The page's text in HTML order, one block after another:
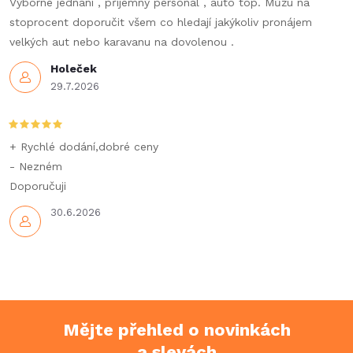
k
y
v
ý
p
i
s
Holeček
29.7.2026
stoprocent doporučit všem co hledají jakýkoliv pronájem
velkých aut nebo karavanu na dovolenou .
30.6.2026
+ Rychlé dodání,dobré ceny
- Nezném
Doporučuji
Mějte přehled o novinkách